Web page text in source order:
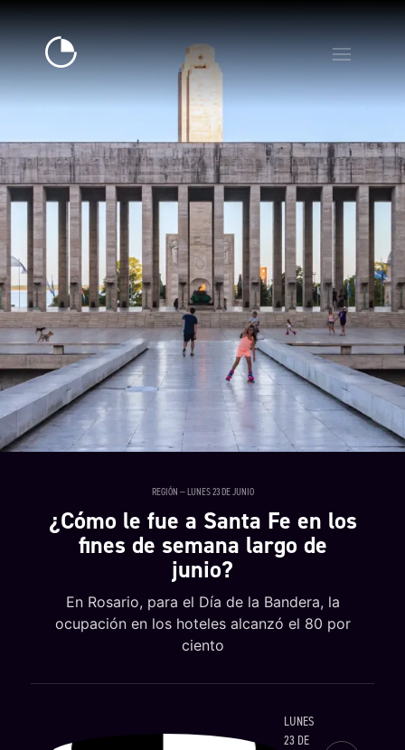
REGIÓN — LUNES 23 DE JUNIO
¿Cómo le fue a Santa Fe en los
fines de semana largo de
junio?
En Rosario, para el Día de la Bandera, la
ocupación en los hoteles alcanzó el 80 por
ciento
LUNES
23 DE